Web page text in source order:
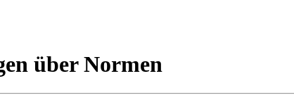
über Normen